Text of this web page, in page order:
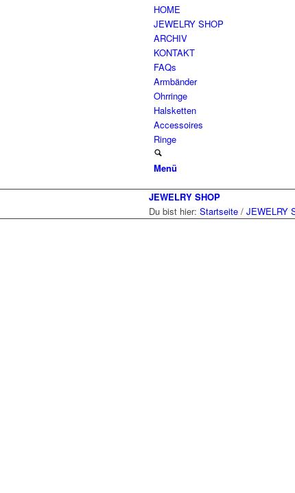
HOME
JEWELRY SHOP
ARCHIV
KONTAKT
FAQs
Armbänder
Ohrringe
Halsketten
Accessoires
Ringe
Menü
JEWELRY SHOP
Du bist hier: Startseite / JEWELRY